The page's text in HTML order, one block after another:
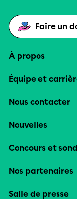
Faire un
À propos
Équipe et
Nous contacter
Nouvelles
Concours et
Nos partenaires
Salle de presse